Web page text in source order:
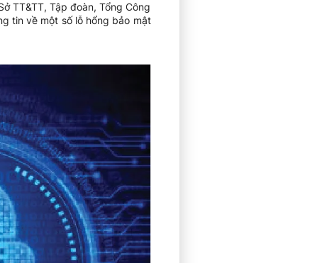
TT&TT, Tập đoàn, Tổng Công
tin về một số lỗ hổng bảo mật